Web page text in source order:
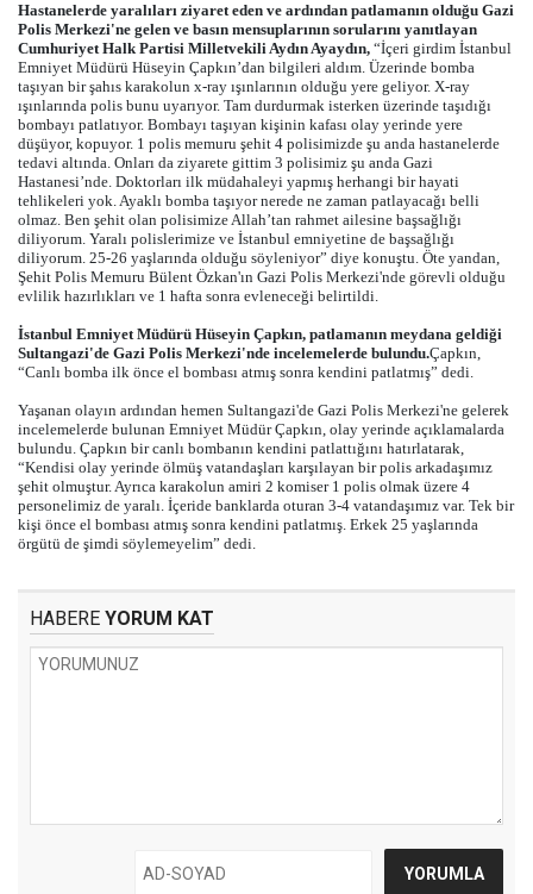
Hastanelerde yaralıları ziyaret eden ve ardından patlamanın olduğu Gazi
Polis Merkezi'ne gelen ve basın mensuplarının sorularını yanıtlayan
Cumhuriyet Halk Partisi Milletvekili Aydın Ayaydın, “İçeri girdim İstanbul
Emniyet Müdürü Hüseyin Çapkın’dan bilgileri aldım. Üzerinde bomba
taşıyan bir şahıs karakolun x-ray ışınlarının olduğu yere geliyor. X-ray
ışınlarında polis bunu uyarıyor. Tam durdurmak isterken üzerinde taşıdığı
bombayı patlatıyor. Bombayı taşıyan kişinin kafası olay yerinde yere
düşüyor, kopuyor. 1 polis memuru şehit 4 polisimizde şu anda hastanelerde
tedavi altında. Onları da ziyarete gittim 3 polisimiz şu anda Gazi
Hastanesi’nde. Doktorları ilk müdahaleyi yapmış herhangi bir hayati
tehlikeleri yok. Ayaklı bomba taşıyor nerede ne zaman patlayacağı belli
olmaz. Ben şehit olan polisimize Allah’tan rahmet ailesine başsağlığı
diliyorum. Yaralı polislerimize ve İstanbul emniyetine de başsağlığı
diliyorum. 25-26 yaşlarında olduğu söyleniyor” diye konuştu. Öte yandan,
Şehit Polis Memuru Bülent Özkan'ın Gazi Polis Merkezi'nde görevli olduğu
evlilik hazırlıkları ve 1 hafta sonra evleneceği belirtildi.
İstanbul Emniyet Müdürü Hüseyin Çapkın, patlamanın meydana geldiği
Sultangazi'de Gazi Polis Merkezi'nde incelemelerde bulundu.Çapkın,
“Canlı bomba ilk önce el bombası atmış sonra kendini patlatmış” dedi.
Yaşanan olayın ardından hemen Sultangazi'de Gazi Polis Merkezi'ne gelerek
incelemelerde bulunan Emniyet Müdür Çapkın, olay yerinde açıklamalarda
bulundu. Çapkın bir canlı bombanın kendini patlattığını hatırlatarak,
“Kendisi olay yerinde ölmüş vatandaşları karşılayan bir polis arkadaşımız
şehit olmuştur. Ayrıca karakolun amiri 2 komiser 1 polis olmak üzere 4
personelimiz de yaralı. İçeride banklarda oturan 3-4 vatandaşımız var. Tek bir
kişi önce el bombası atmış sonra kendini patlatmış. Erkek 25 yaşlarında
örgütü de şimdi söylemeyelim” dedi.
HABERE YORUM KAT